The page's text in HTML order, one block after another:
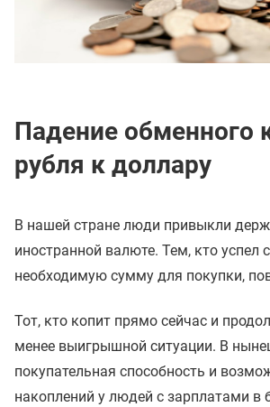
Падение обменного
рубля к доллару
В нашей стране люди привыкли
иностранной валюте. Тем, кто успел
необходимую сумму для покупки,
Тот, кто копит прямо сейчас и
менее выигрышной ситуации. В
покупательная способность и
накоплений у людей с зарплатами в